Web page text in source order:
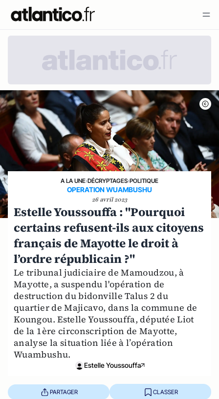
A LA UNE›DÉCRYPTAGES›POLITIQUE
OPERATION WUAMBUSHU
26 avril 2023
Estelle Youssouffa : "Pourquoi
certains refusent-ils aux citoyens
français de Mayotte le droit à
l’ordre républicain ?"
Le tribunal judiciaire de Mamoudzou, à
Mayotte, a suspendu l'opération de
destruction du bidonville Talus 2 du
quartier de Majicavo, dans la commune de
Koungou. Estelle Youssouffa, députée Liot
de la 1ère circonscription de Mayotte,
analyse la situation liée à l’opération
Wuambushu.
Estelle Youssouffa
PARTAGER CLASSER